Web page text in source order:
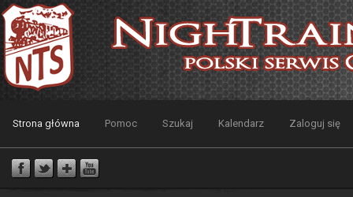
Strona główna Pomoc Szukaj Kalendarz Zaloguj się